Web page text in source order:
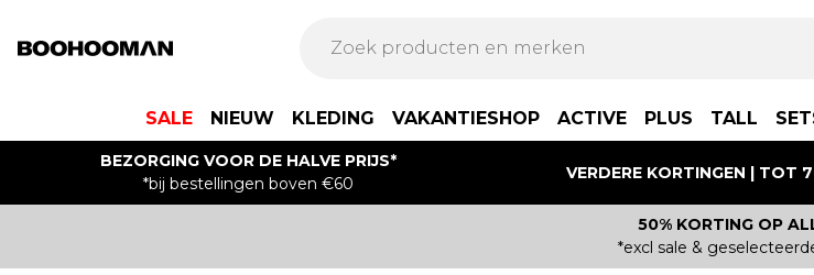
SALE NIEUW KLEDING VAKANTIESHOP ACTIVE PLUS TALL
BEZORGING VOOR DE HALVE PRIJS*
*bij bestellingen boven €60
VERDERE KORTINGEN | TOT
50% KORTING OP
*excl sale &